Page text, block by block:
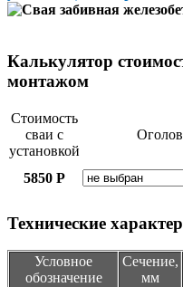
Калькулятор
монтажом
Стоимость
сваи с
установкой
5850 Р
Технические
Условное
обозначение
Сечение,
мм